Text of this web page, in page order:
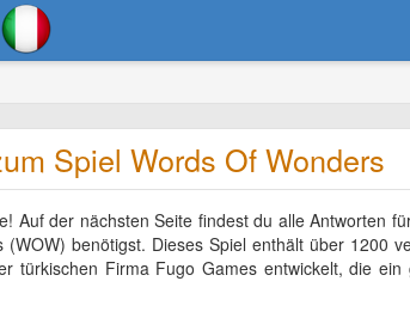
Spiel Words Of Wonders
Auf der nächsten Seite findest du alle Antworten
benötigst. Dieses Spiel enthält über 1200
türkischen Firma Fugo Games entwickelt, die ein